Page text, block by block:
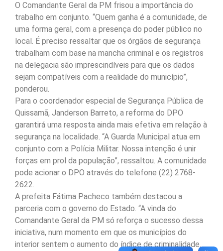
O Comandante Geral da PM frisou a importância do
trabalho em conjunto. “Quem ganha é a comunidade, de
uma forma geral, com a presença do poder público no
local. É preciso ressaltar que os órgãos de segurança
trabalham com base na mancha criminal e os registros
na delegacia são imprescindíveis para que os dados
sejam compatíveis com a realidade do município”,
ponderou.
Para o coordenador especial de Segurança Pública de
Quissamã, Janderson Barreto, a reforma do DPO
garantirá uma resposta ainda mais efetiva em relação à
segurança na localidade. “A Guarda Municipal atua em
conjunto com a Polícia Militar. Nossa intenção é unir
forças em prol da população”, ressaltou. A comunidade
pode acionar o DPO através do telefone (22) 2768-
2622.
A prefeita Fátima Pacheco também destacou a
parceria com o governo do Estado. “A vinda do
Comandante Geral da PM só reforça o sucesso dessa
iniciativa, num momento em que os municípios do
interior sentem o aumento do índice de criminalidade.